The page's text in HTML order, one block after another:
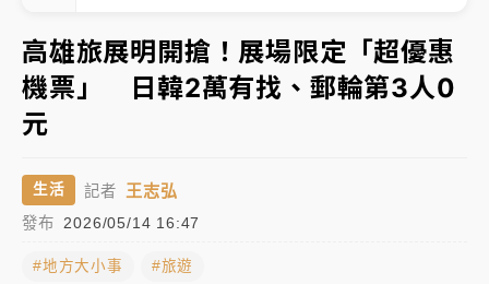
故宮《龍藏經》特展第2檔！今線上預約開賣一度塞車
周六起展出延長至晚上7時
台東農業處長涉圖利渡假村！東檢抗告成功 今重開羈
押庭
父親節泡湯了！中颱白海豚雨彈轟3天 「紅到發紫」降
雨熱區曝
女律師陳昱瑄詐慈濟10億！黃金158kg遭查扣畫面曝光
▼
高雄旅展明開搶！展場限定「超優惠
機票」 日韓2萬有找、郵輪第3人0
元
生活 記者 王志弘
發布 2026/05/14 16:47
#地方大小事 #旅遊